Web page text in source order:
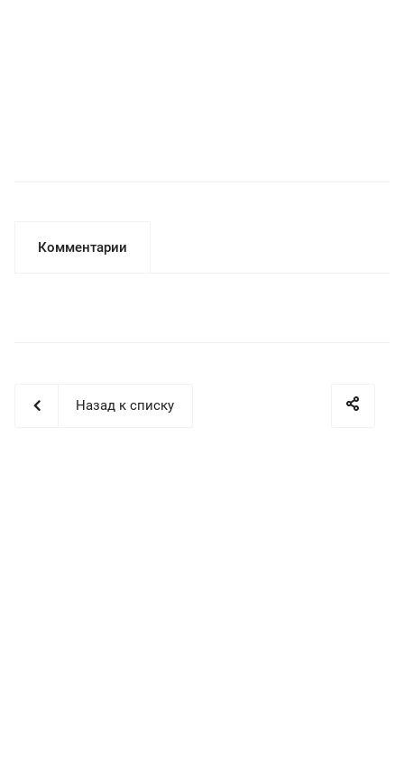
Комментарии
Назад к списку